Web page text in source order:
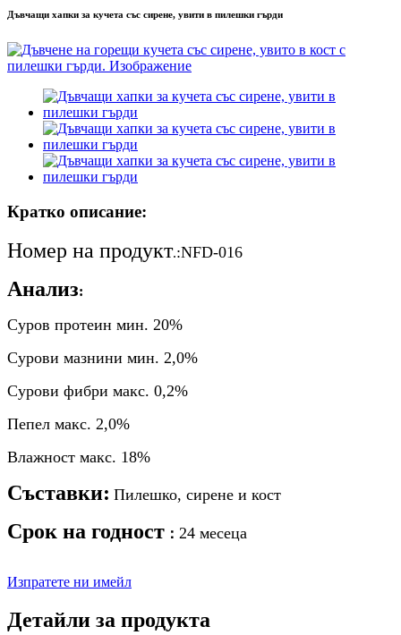
Дъвчащи хапки за кучета със сирене, увити в пилешки гърди
Кратко описание:
Номер на продукт.:NFD-016
Анализ:
Суров протеин мин. 20%
Сурови мазнини мин. 2,0%
Сурови фибри макс. 0,2%
Пепел макс. 2,0%
Влажност макс. 18%
Съставки: Пилешко, сирене и кост
Срок на годност ： 24 месеца
Изпратете ни имейл
Детайли за продукта